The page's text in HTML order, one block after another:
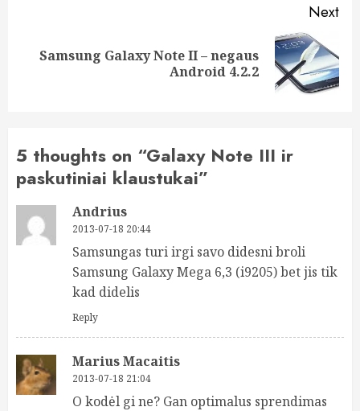
Next
Next
Samsung Galaxy Note II – negaus
Android 4.2.2
5 thoughts on “Galaxy Note III ir
paskutiniai klaustukai”
Andrius
2013-07-18 20:44
Samsungas turi irgi savo didesni broli
Samsung Galaxy Mega 6,3 (i9205) bet jis tik
kad didelis
Reply
Marius Macaitis
2013-07-18 21:04
O kodėl gi ne? Gan optimalus sprendimas